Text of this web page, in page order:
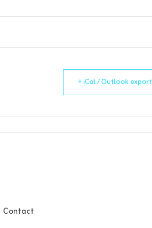
+ iCal / Outlook export
Contact